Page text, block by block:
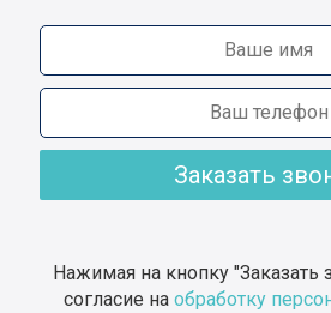
Заказать
Нажимая на кнопку "Заказать
согласие на обработку